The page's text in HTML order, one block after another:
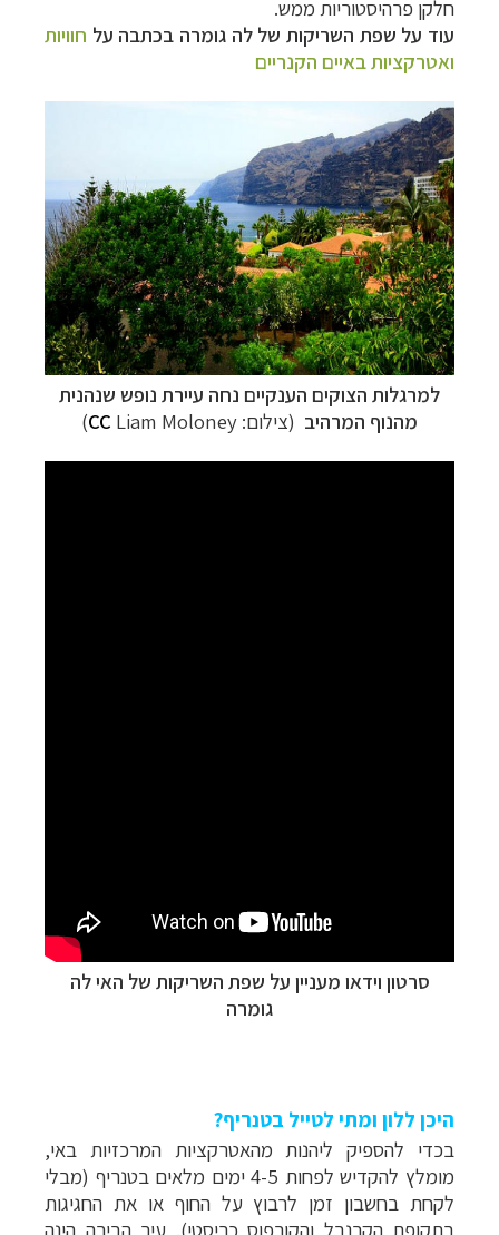
חלקן פרהיסטוריות ממש.
עוד על שפת השריקות של לה גומרה בכתבה על חוויות
ואטרקציות באיים הקנריים
למרגלות הצוקים הענקיים נחה עיירת נופש שנהנית
מהנוף המרהיב (צילום: CC Liam Moloney)
סרטון וידאו מעניין על שפת השריקות של האי לה
גומרה
היכן ללון ומתי לטייל בטנריף?
בכדי להספיק ליהנות מהאטרקציות המרכזיות באי,
מומלץ להקדיש לפחות 4-5 ימים מלאים בטנריף (מבלי
לקחת בחשבון זמן לרבוץ על החוף או את החגיגות
בתקופת הקרנבל והקורפוס כריסטי). עיר הבירה הינה